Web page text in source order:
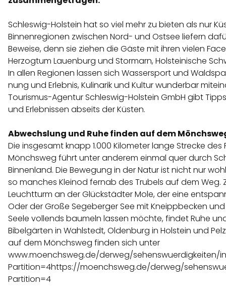
Schleswig-Holstein hat so viel mehr zu bieten als nur
Binnenregionen zwischen Nord- und Ostsee liefern
Beweise, denn sie ziehen die Gäste mit ihren vielen
Herzogtum Lauenburg und Stormarn, Holsteinische
In allen Regionen lassen sich Was­ser­sport und
nung und Er­leb­nis, Ku­li­na­rik und Kul­tur wunderbar
Tourismus-Agentur Schleswig-Holstein GmbH gibt
und Erlebnissen abseits der Küsten.
Abwechslung und Ruhe finden auf dem
Die insgesamt knapp 1.000 Kilometer lange Strecke
Mönchsweg führt unter anderem einmal quer durch
Binnenland. Die Bewegung in der Natur ist nicht nur
so manches Kleinod fernab des Trubels auf dem Weg.
Leuchtturm an der Glückstädter Mole, der eine
Oder der Große Segeberger See mit Kneippbecken
Seele vollends baumeln lassen möchte, findet Ruhe
Bibelgärten in Wahlstedt, Oldenburg in Holstein und
auf dem Mönchsweg finden sich unter
www.moenchsweg.de/derweg/sehenswuerdigkeiten/
Partition=4https://moenchsweg.de/derweg/
Partition=4